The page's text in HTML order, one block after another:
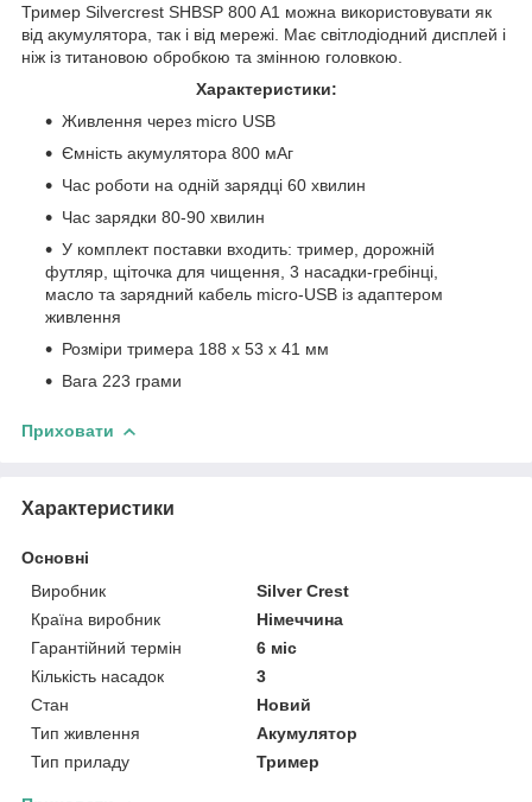
Тример Silvercrest SHBSP 800 A1 можна використовувати як
від акумулятора, так і від мережі. Має світлодіодний дисплей і
ніж із титановою обробкою та змінною головкою.
Характеристики:
Живлення через micro USB
Ємність акумулятора 800 мАг
Час роботи на одній зарядці 60 хвилин
Час зарядки 80-90 хвилин
У комплект поставки входить: тример, дорожній
футляр, щіточка для чищення, 3 насадки-гребінці,
масло та зарядний кабель micro-USB із адаптером
живлення
Розміри тримера 188 х 53 х 41 мм
Вага 223 грами
Приховати
Характеристики
Основні
Виробник
Silver Crest
Країна виробник
Німеччина
Гарантійний термін
6 міс
Кількість насадок
3
Стан
Новий
Тип живлення
Акумулятор
Тип приладу
Тример